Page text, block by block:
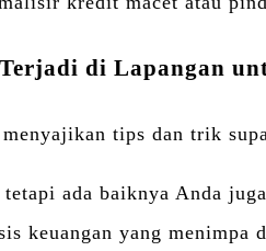
di Lapangan
tips dan trik
ada baiknya Anda
keuangan yang menimpa